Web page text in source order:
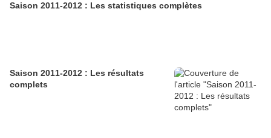
Saison 2011-2012 : Les statistiques complètes
Saison 2011-2012 : Les résultats
complets